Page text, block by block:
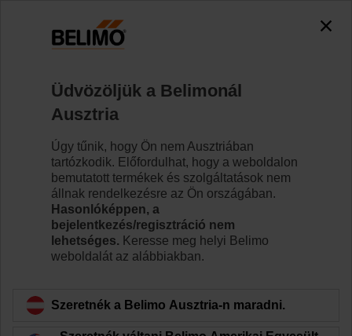
H6015X1-S2/NV24A-TPC
Tudjon meg többet
Vissza a termékkategóriához
Üdvözöljük a Belimonál
Ausztria
Úgy tűnik, hogy Ön nem Ausztriában
tartózkodik. Előfordulhat, hogy a weboldalon
bemutatott termékek és szolgáltatások nem
állnak rendelkezésre az Ön országában.
Hasonlóképpen, a
bejelentkezés/regisztráció nem
lehetséges. Keresse meg helyi Belimo
weboldalát az alábbiakban.
Szeretnék a Belimo Ausztria-n maradni.